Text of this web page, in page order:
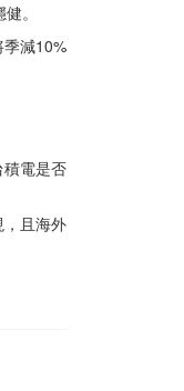
。
減10%
電是否
且海外